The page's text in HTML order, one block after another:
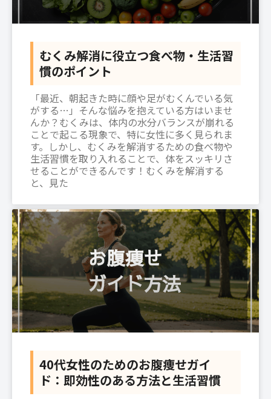
むくみ解消に役立つ食べ物・生活習
慣のポイント
「最近、朝起きた時に顔や足がむくんでいる気
がする…」そんな悩みを抱えている方はいませ
んか？むくみは、体内の水分バランスが崩れる
ことで起こる現象で、特に女性に多く見られま
す。しかし、むくみを解消するための食べ物や
生活習慣を取り入れることで、体をスッキリさ
せることができるんです！むくみを解消する
と、見た
40代女性のためのお腹痩せガイ
ド：即効性のある方法と生活習慣